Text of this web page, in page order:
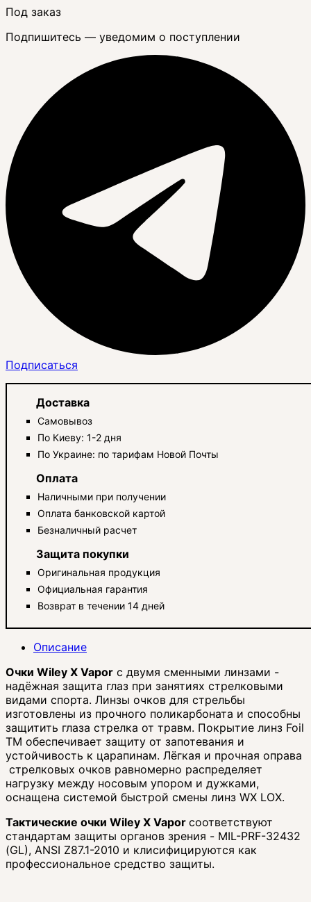
Под заказ
Подпишитесь — уведомим о поступлении
Подписаться
Доставка
Самовывоз
По Киеву: 1-2 дня
По Украине: по тарифам Новой Почты
Оплата
Наличными при получении
Оплата банковской картой
Безналичный расчет
Защита покупки
Оригинальная продукция
Официальная гарантия
Возврат в течении 14 дней
Описание
Очки Wiley X Vapor с двумя сменными линзами -
надёжная защита глаз при занятиях стрелковыми
видами спорта. Линзы очков для стрельбы
изготовлены из прочного поликарбоната и способны
защитить глаза стрелка от травм. Покрытие линз Foil
TM обеспечивает защиту от запотевания и
устойчивость к царапинам. Лёгкая и прочная оправа
стрелковых очков равномерно распределяет
нагрузку между носовым упором и дужками,
оснащена системой быстрой смены линз WX LOX.
Тактические очки Wiley X Vapor соответствуют
стандартам защиты органов зрения - MIL-PRF-32432
(GL), ANSI Z87.1-2010 и клисифицируются как
профессиональное средство защиты.